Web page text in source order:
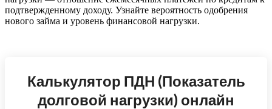
подтвержденному доходу. Узнайте вероятность одобрения
нового займа и уровень финансовой нагрузки.
Калькулятор ПДН (Показатель
долговой нагрузки) онлайн